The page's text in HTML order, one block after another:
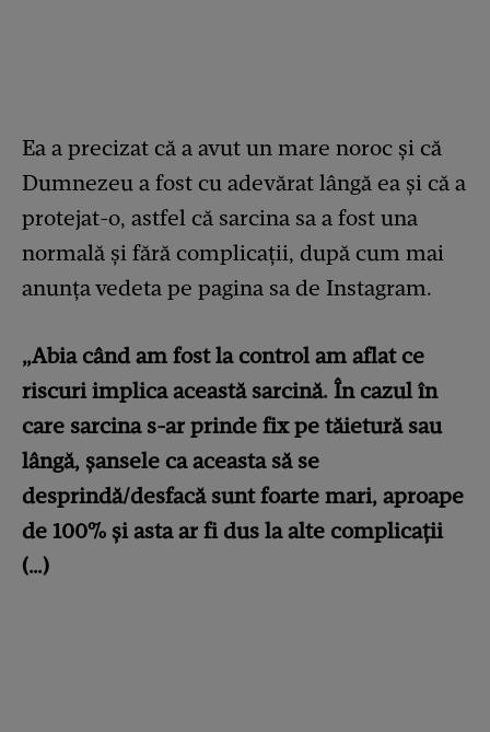
Ea a precizat că a avut un mare noroc și că
Dumnezeu a fost cu adevărat lângă ea și că a
protejat-o, astfel că sarcina sa a fost una
normală și fără complicații, după cum mai
anunța vedeta pe pagina sa de Instagram.
„Abia când am fost la control am aflat ce
riscuri implica această sarcină. În cazul în
care sarcina s-ar prinde fix pe tăietură sau
lângă, șansele ca aceasta să se
desprindă/desfacă sunt foarte mari, aproape
de 100% și asta ar fi dus la alte complicații
(…)